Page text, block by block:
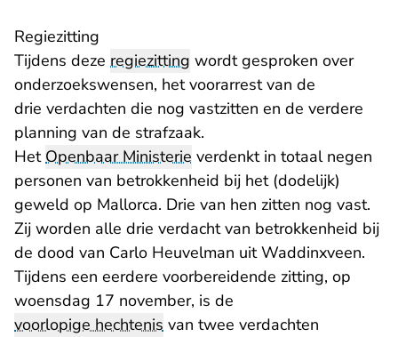
Regiezitting
Tijdens deze regiezitting wordt gesproken over
onderzoekswensen, het voorarrest van de
drie verdachten die nog vastzitten en de verdere
planning van de strafzaak.
HetOpenbaar Ministerie verdenkt in totaal negen
personen van betrokkenheid bij het (dodelijk)
geweld op Mallorca. Drie van hen zitten nog vast.
Zij worden alle drie verdacht van betrokkenheid bij
de dood van Carlo Heuvelman uit Waddinxveen.
Tijdens een eerdere voorbereidende zitting, op
woensdag 17 november, is de
voorlopige hechtenis van twee verdachten